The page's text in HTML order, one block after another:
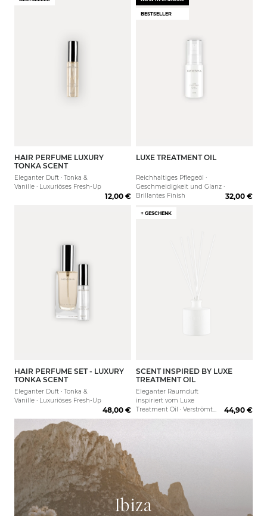
HAIR PERFUME LUXURY
TONKA SCENT
Eleganter Duft · Tonka &
Vanille · Luxuriöses Fresh-Up
12,00 €
BESTSELLER
30 ml
LUXE TREATMENT OIL
Reichhaltiges Pflegeöl ·
Geschmeidigkeit und Glanz ·
Brillantes Finish
32,00 €
HAIR PERFUME SET - LUXURY
TONKA SCENT
Eleganter Duft · Tonka &
Vanille · Luxuriöses Fresh-Up
48,00 €
+ GESCHENK
200 ml
SCENT INSPIRED BY LUXE
TREATMENT OIL
Eleganter Raumduft
inspiriert vom Luxe
Treatment Oil · Verströmt
den luxuriösen Duft
44,90 €
Ibiza